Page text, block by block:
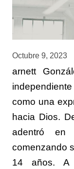
Octubre 9, 2023
arnett
como una
hacia Dios.
adentró
comenzando
14 años.